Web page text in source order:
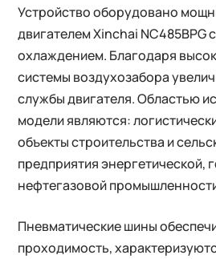
Устройство оборудовано
двигателем Xinchai NC485BPG
охлаждением. Благодаря
системы воздухозабора
службы двигателя. Областью
модели являются:
объекты строительства и
предприятия
нефтегазовой
Пневматические шины
проходимость,